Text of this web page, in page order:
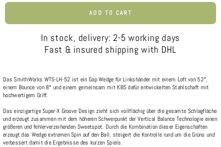
ADD TO CART
In stock, delivery: 2-5 working days
Fast & insured shipping with DHL
Das SmithWorks WTS-LH-52 ist ein Gap Wedge für Linkshänder mit einem Loft von 52°,
einem Bounce von 8° und einem gemeinsam mit KBS dafür entwickelten Stahlschaft mit
hochwertigem Griff.
Das einzigartige Super-X Groove Design zieht sich vollflächig über die gesamte Schlagfläche
und erzeugt zusammen mit dem höheren Schwerpunkt der Vertical Balance Technologie einen
größeren und fehlerverzeihenden Sweetspot. Durch die Kombination dieser Eigenschaften
erzeugt das Wedge extremen Spin auf den Ball, steigert die Kontrolle rund um die Grüns und
verbessert damit die Ergebnisse des kurzen Spiels.